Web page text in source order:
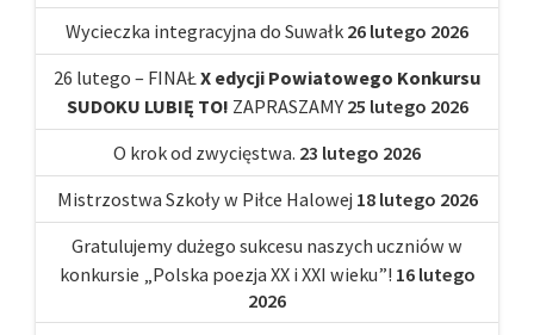
Wycieczka integracyjna do Suwałk 26 lutego 2026
26 lutego – FINAŁ X edycji Powiatowego Konkursu
SUDOKU LUBIĘ TO! ZAPRASZAMY 25 lutego 2026
O krok od zwycięstwa. 23 lutego 2026
Mistrzostwa Szkoły w Piłce Halowej 18 lutego 2026
Gratulujemy dużego sukcesu naszych uczniów w
konkursie „Polska poezja XX i XXI wieku”! 16 lutego
2026